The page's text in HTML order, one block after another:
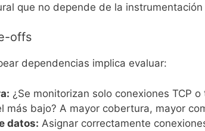
que no depende de la
offs
dependencias implica evaluar:
¿Se monitorizan solo conexiones TCP
más bajo? A mayor cobertura, mayor
datos: Asignar correctamente